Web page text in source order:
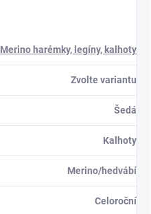
Merino harémky, legíny, kalhoty
Zvolte variantu
Šedá
Kalhoty
Merino/hedvábí
Celoroční